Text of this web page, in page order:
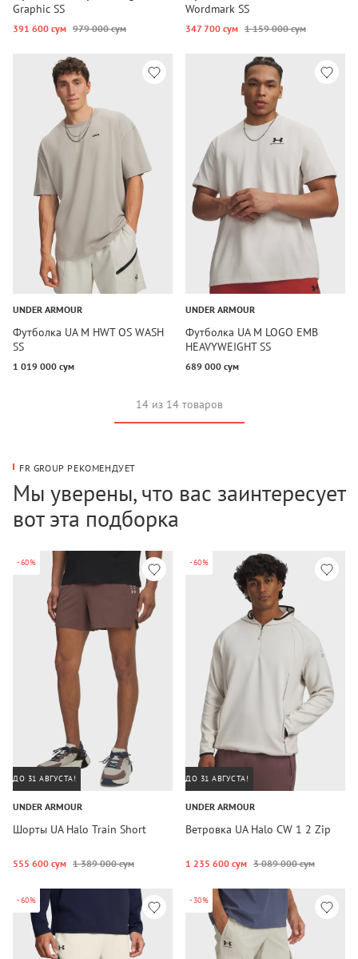
Graphic SS
391 600 сум 979 000 сум
Wordmark SS
347 700 сум 1 159 000 сум
UNDER ARMOUR
Футболка UA M HWT OS WASH
SS
1 019 000 сум
UNDER ARMOUR
Футболка UA M LOGO EMB
HEAVYWEIGHT SS
689 000 сум
14 из 14 товаров
FR GROUP РЕКОМЕНДУЕТ
Мы уверены, что вас заинтересует
вот эта подборка
-60%
ДО 31 АВГУСТА!
UNDER ARMOUR
Шорты UA Halo Train Short
555 600 сум 1 389 000 сум
-60%
ДО 31 АВГУСТА!
UNDER ARMOUR
Ветровка UA Halo CW 1 2 Zip
1 235 600 сум 3 089 000 сум
-60% -30%